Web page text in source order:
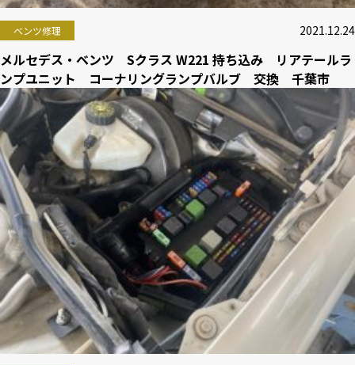
ベンツ修理 2021.12.24
メルセデス・ベンツ Sクラス W221 持ち込み リアテールラ
ンプユニット コーナリングランプバルブ 交換 千葉市